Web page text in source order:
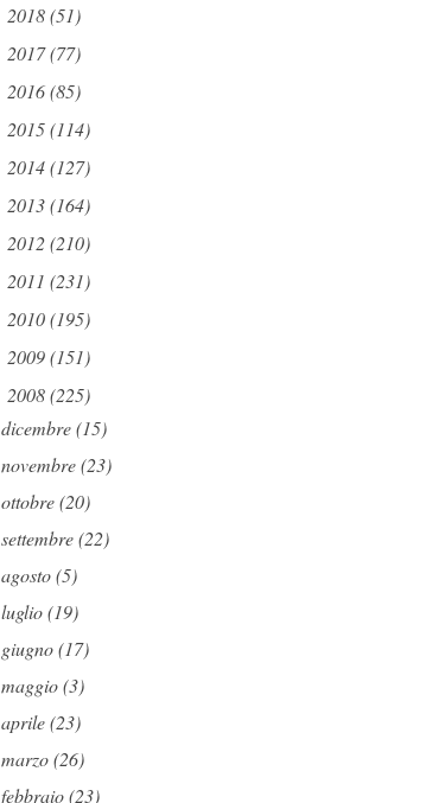
2018(51)
2017(77)
2016(85)
2015(114)
2014(127)
2013(164)
2012(210)
2011 (231)
2010(195)
2009(151)
2008(225)
dicembre(15)
novembre(23)
ottobre(20)
settembre(22)
agosto(5)
luglio(19)
giugno(17)
maggio(3)
aprile(23)
marzo(26)
febbraio(23)